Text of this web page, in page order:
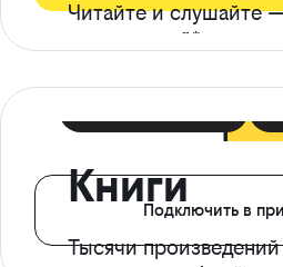
Читайте и слушайте
ограничений*
Книги
Тысячи произведений
Подключить в